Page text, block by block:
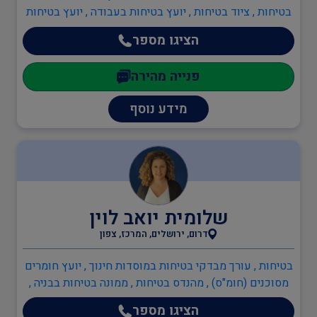
בטיחות , ציוד בטיחות , יועץ בטיחות בעבודה , יועץ בטיחות
בתנועה , מהנדס בטיחות , ממונה בטיחות בבניה , ממונה
בטיחות בעבודה , ענף הבנייה , בקר בטיחות , גידור אתרים ,
הנדסאי בניין , מפקחים בבנייה , ממונה בטיחות בבניה ,
מהנדסים והנדסאים , הנדסאי בניין , הנדסאים , מהנדס
כבישים , מהנדס אזרחי , מהנדס מבנים קונסטרוקטור ,
מהנדסי סביבה , מהנדסי בטיחות , מהנדסים והנדסאים
הציגו מספר
פנייה מהירה
מידע נוסף
שלומית יואב לוין
דרום, ירושלים, המרכז, צפון
בטיחות , עורך מבדקי בטיחות במוסדות חינוך , יועץ חומרים
מסוכנים (חומ"ס) , מהנדס בטיחות , ממונה בטיחות בבניה ,
ממונה בטיחות בעבודה , ממונה בטיחות קרינה , ממונה
הציגו מספר